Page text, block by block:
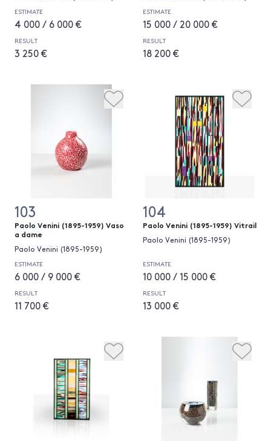
ESTIMATE
4 000 / 6 000 €
RESULT
3 250 €
ESTIMATE
15 000 / 20 000 €
RESULT
18 200 €
103
Paolo Venini (1895-1959) Vaso
a dame
Paolo Venini (1895-1959)
ESTIMATE
6 000 / 9 000 €
RESULT
11 700 €
104
Paolo Venini (1895-1959) Vitrail
Paolo Venini (1895-1959)
ESTIMATE
10 000 / 15 000 €
RESULT
13 000 €